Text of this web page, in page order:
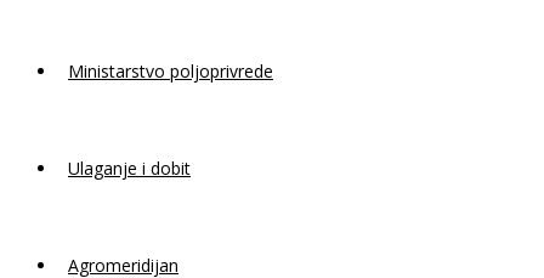
Ministarstvo poljoprivrede
Ulaganje i dobit
Agromeridijan